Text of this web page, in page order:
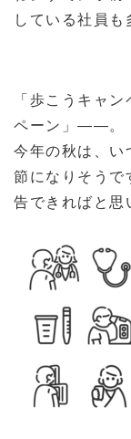
している社員も
「歩こうキャ
ペーン」――。
今年の秋は、い
節になりそうで
告できればと思